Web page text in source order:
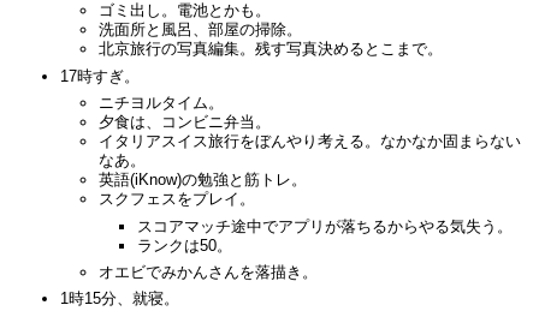
ゴミ出し。電池とかも。
洗面所と風呂、部屋の掃除。
北京旅行の写真編集。残す写真決めるとこまで。
17時すぎ。
ニチヨルタイム。
夕食は、コンビニ弁当。
イタリアスイス旅行をぼんやり考える。なかなか固まらない
なあ。
英語(iKnow)の勉強と筋トレ。
スクフェスをプレイ。
スコアマッチ途中でアプリが落ちるからやる気失う。
ランクは50。
オエビでみかんさんを落描き。
1時15分、就寝。